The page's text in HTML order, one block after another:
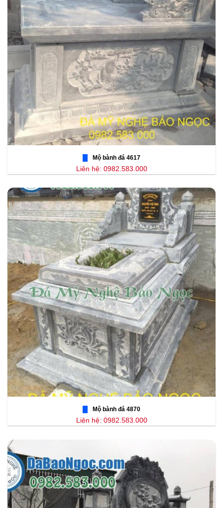
Mộ bành đá 4617
Liên hệ: 0982.583.000
Mộ bành đá 4870
Liên hệ: 0982.583.000